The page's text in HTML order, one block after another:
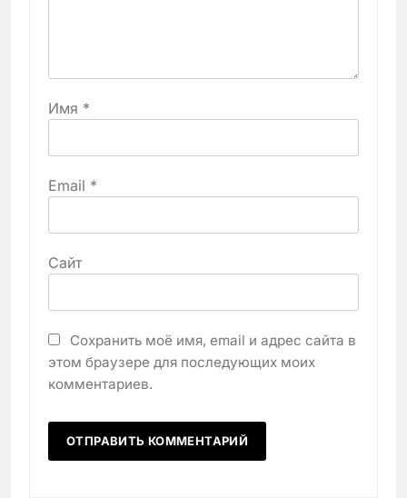
Имя *
Email *
Сайт
Сохранить моё имя, email и адрес сайта в
этом браузере для последующих моих
комментариев.